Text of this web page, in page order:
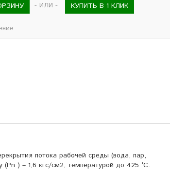
- ИЛИ - КУПИТЬ В 1 КЛИК
потока рабочей среды (вода, пар,
) – 1,6 кгс/см2, температурой до 425 °С.